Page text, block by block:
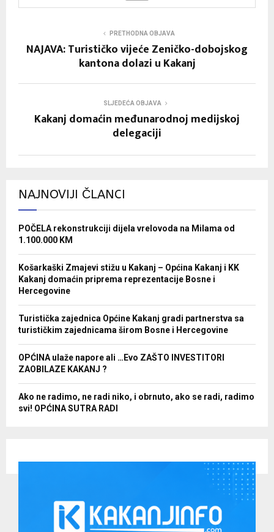
PRETHODNA OBJAVA
NAJAVA: Turističko vijeće Zeničko-dobojskog
kantona dolazi u Kakanj
SLJEDEĆA OBJAVA
Kakanj domaćin međunarodnoj medijskoj
delegaciji
NAJNOVIJI ČLANCI
POČELA rekonstrukciji dijela vrelovoda na Milama od
1.100.000 KM
Košarkaški Zmajevi stižu u Kakanj – Općina Kakanj i KK
Kakanj domaćin priprema reprezentacije Bosne i
Hercegovine
Turistička zajednica Općine Kakanj gradi partnerstva sa
turističkim zajednicama širom Bosne i Hercegovine
OPĆINA ulaže napore ali …Evo ZAŠTO INVESTITORI
ZAOBILAZE KAKANJ ?
Ako ne radimo, ne radi niko, i obrnuto, ako se radi, radimo
svi! OPĆINA SUTRA RADI